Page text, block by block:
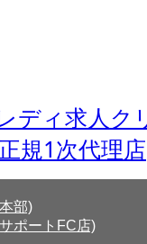
部)
ポートFC店)